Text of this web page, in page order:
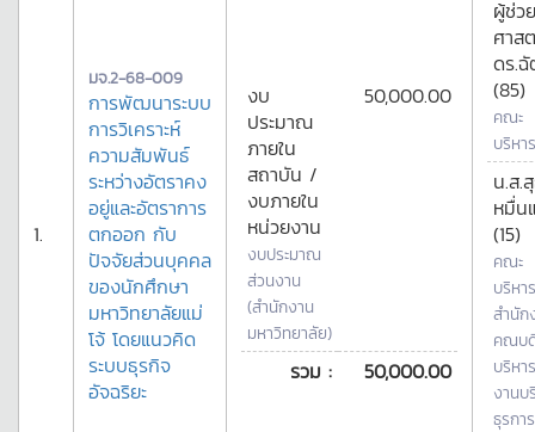
1.
มจ.2-68-009
การพัฒนาระบบ
การวิเคราะห์
ความสัมพันธ์
ระหว่างอัตราคง
อยู่และอัตราการ
ตกออก กับ
ปัจจัยส่วนบุคคล
ของนักศึกษา
มหาวิทยาลัยแม่
โจ้ โดยแนวคิด
ระบบธุรกิจ
อัจฉริยะ
งบ
ประมาณ
ภายใน
สถาบัน /
งบภายใน
หน่วยงาน
งบประมาณ
ส่วนงาน
(สำนักงาน
มหาวิทยาลัย)
50,000.00
รวม : 50,000.00
ผู้ช่วย
ศาส
ดร.
(85)
คณะ
บริหา
น.ส.
หมื่น
(15)
คณะ
บริห
สำนัก
คณบ
บริห
งานบ
ธุรการ